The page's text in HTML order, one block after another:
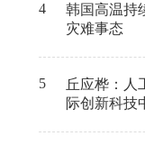
4
韩国高温持
灾难事态
5
丘应桦：人
际创新科技